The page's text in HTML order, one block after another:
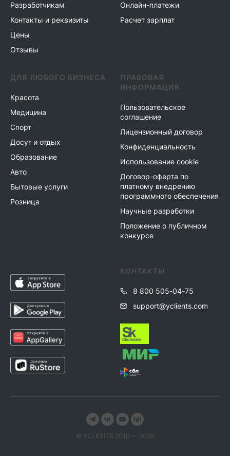
КОНТАКТЫ
8 800 505-04-75
support@yclients.com
Разработчикам
Контакты и реквизиты
Цены
Отзывы
Онлайн-платежи
Расчет зарплат
ДЛЯ ЛЮБОГО БИЗНЕСА
Красота
Медицина
Спорт
Досуг и отдых
Образование
Авто
Бытовые услуги
Розница
ПРАВОВАЯ
ИНФОРМАЦИЯ
Пользовательское
соглашение
Лицензионный договор
Конфиденциальность
Использование cookie
Договор-оферта по
платному внедрению
программного обеспечения
Научные разработки
Положение о публичном
конкурсе
© YСLIENTS 2010 — 2026